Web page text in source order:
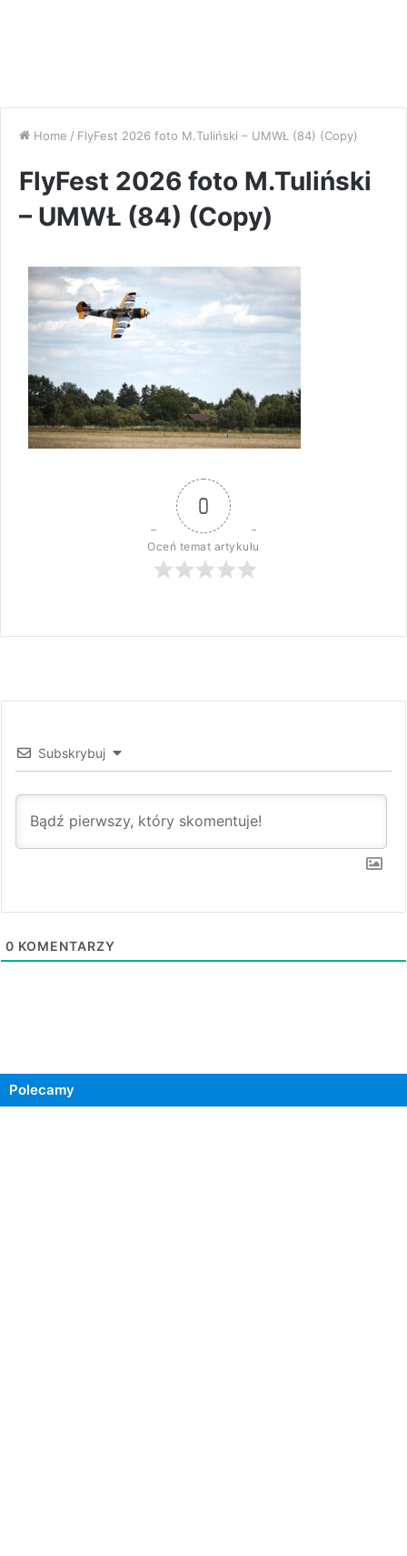
Home / FlyFest 2026 foto M.Tuliński – UMWŁ (84) (Copy)
FlyFest 2026 foto M.Tuliński
– UMWŁ (84) (Copy)
0
Oceń temat artykułu
Subskrybuj
0 KOMENTARZY
Polecamy